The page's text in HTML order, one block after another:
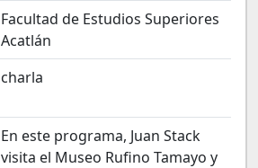
Facultad de Estudios Superiores
Acatlán
charla
En este programa, Juan Stack
visita el Museo Rufino Tamayo y